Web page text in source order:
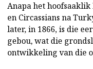
Anapa het hoofsaaklik
en Circassians na
later, in 1866, is die
gebou, wat die
ontwikkeling van die